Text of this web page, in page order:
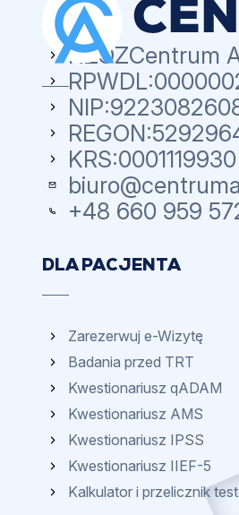
NZOZCentrum
RPWDL:
NIP:
REGON:
KRS:0001119930
+48 660 959
DLA PACJENTA
Zarezerwuj e-Wizytę
Badania przed TRT
Kwestionariusz qADAM
Kwestionariusz AMS
Kwestionariusz IPSS
Kwestionariusz IIEF-5
Kalkulator i przelicznik